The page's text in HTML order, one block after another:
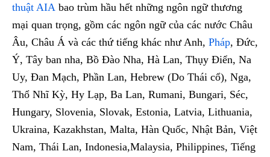
thuật AIA bao trùm hầu hết những ngôn ngữ thương
mại quan trọng, gồm các ngôn ngữ của các nước Châu
Âu, Châu Á và các thứ tiếng khác như Anh, Pháp, Đức,
Ý, Tây ban nha, Bồ Đào Nha, Hà Lan, Thụy Điển, Na
Uy, Đan Mạch, Phần Lan, Hebrew (Do Thái cổ), Nga,
Thổ Nhĩ Kỳ, Hy Lạp, Ba Lan, Rumani, Bungari, Séc,
Hungary, Slovenia, Slovak, Estonia, Latvia, Lithuania,
Ukraina, Kazakhstan, Malta, Hàn Quốc, Nhật Bản, Việt
Nam, Thái Lan, Indonesia,Malaysia, Philippines, Tiếng